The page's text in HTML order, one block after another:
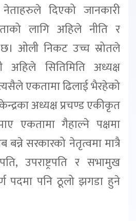
नेताहरुले दिएको जानकारी
लागि अहिले नीति र
ओली निकट उच्च स्रोतले
अहिले सितिमिति अध्यक्ष
एकतामा ढिलाई भैरहेको
अध्यक्ष प्रचण्ड एकीकृत
एकतामा गैहाल्ने पक्षमा
सरकारको नेतृत्वमा मात्रै
उपराष्ट्रपति र सभामुख
पदमा पनि ठूलो झगडा हुने